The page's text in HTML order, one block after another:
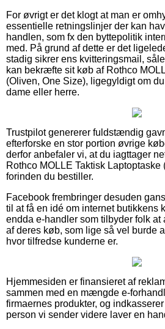
For øvrigt er det klogt at man er
essentielle retningslinjer der kan
handlen, som fx den byttepolitik
med. På grund af dette er det
stadig sikrer ens kvitteringsmail,
kan bekræfte sit køb af Rothco
(Oliven, One Size), ligegyldigt om
dame eller herre.
Trustpilot genererer fuldstændig
efterforske en stor portion øvrige
derfor anbefaler vi, at du iagttager
Rothco MOLLE Taktisk Laptoptaske
forinden du bestiller.
Facebook frembringer desuden
til at få en idé om internet butikkens
endda e-handler som tilbyder folk
af deres køb, som lige så vel burde
hvor tilfredse kunderne er.
Hjemmesiden er finansieret af
sammen med en mængde e-
firmaernes produkter, og
person vi sender videre laver en